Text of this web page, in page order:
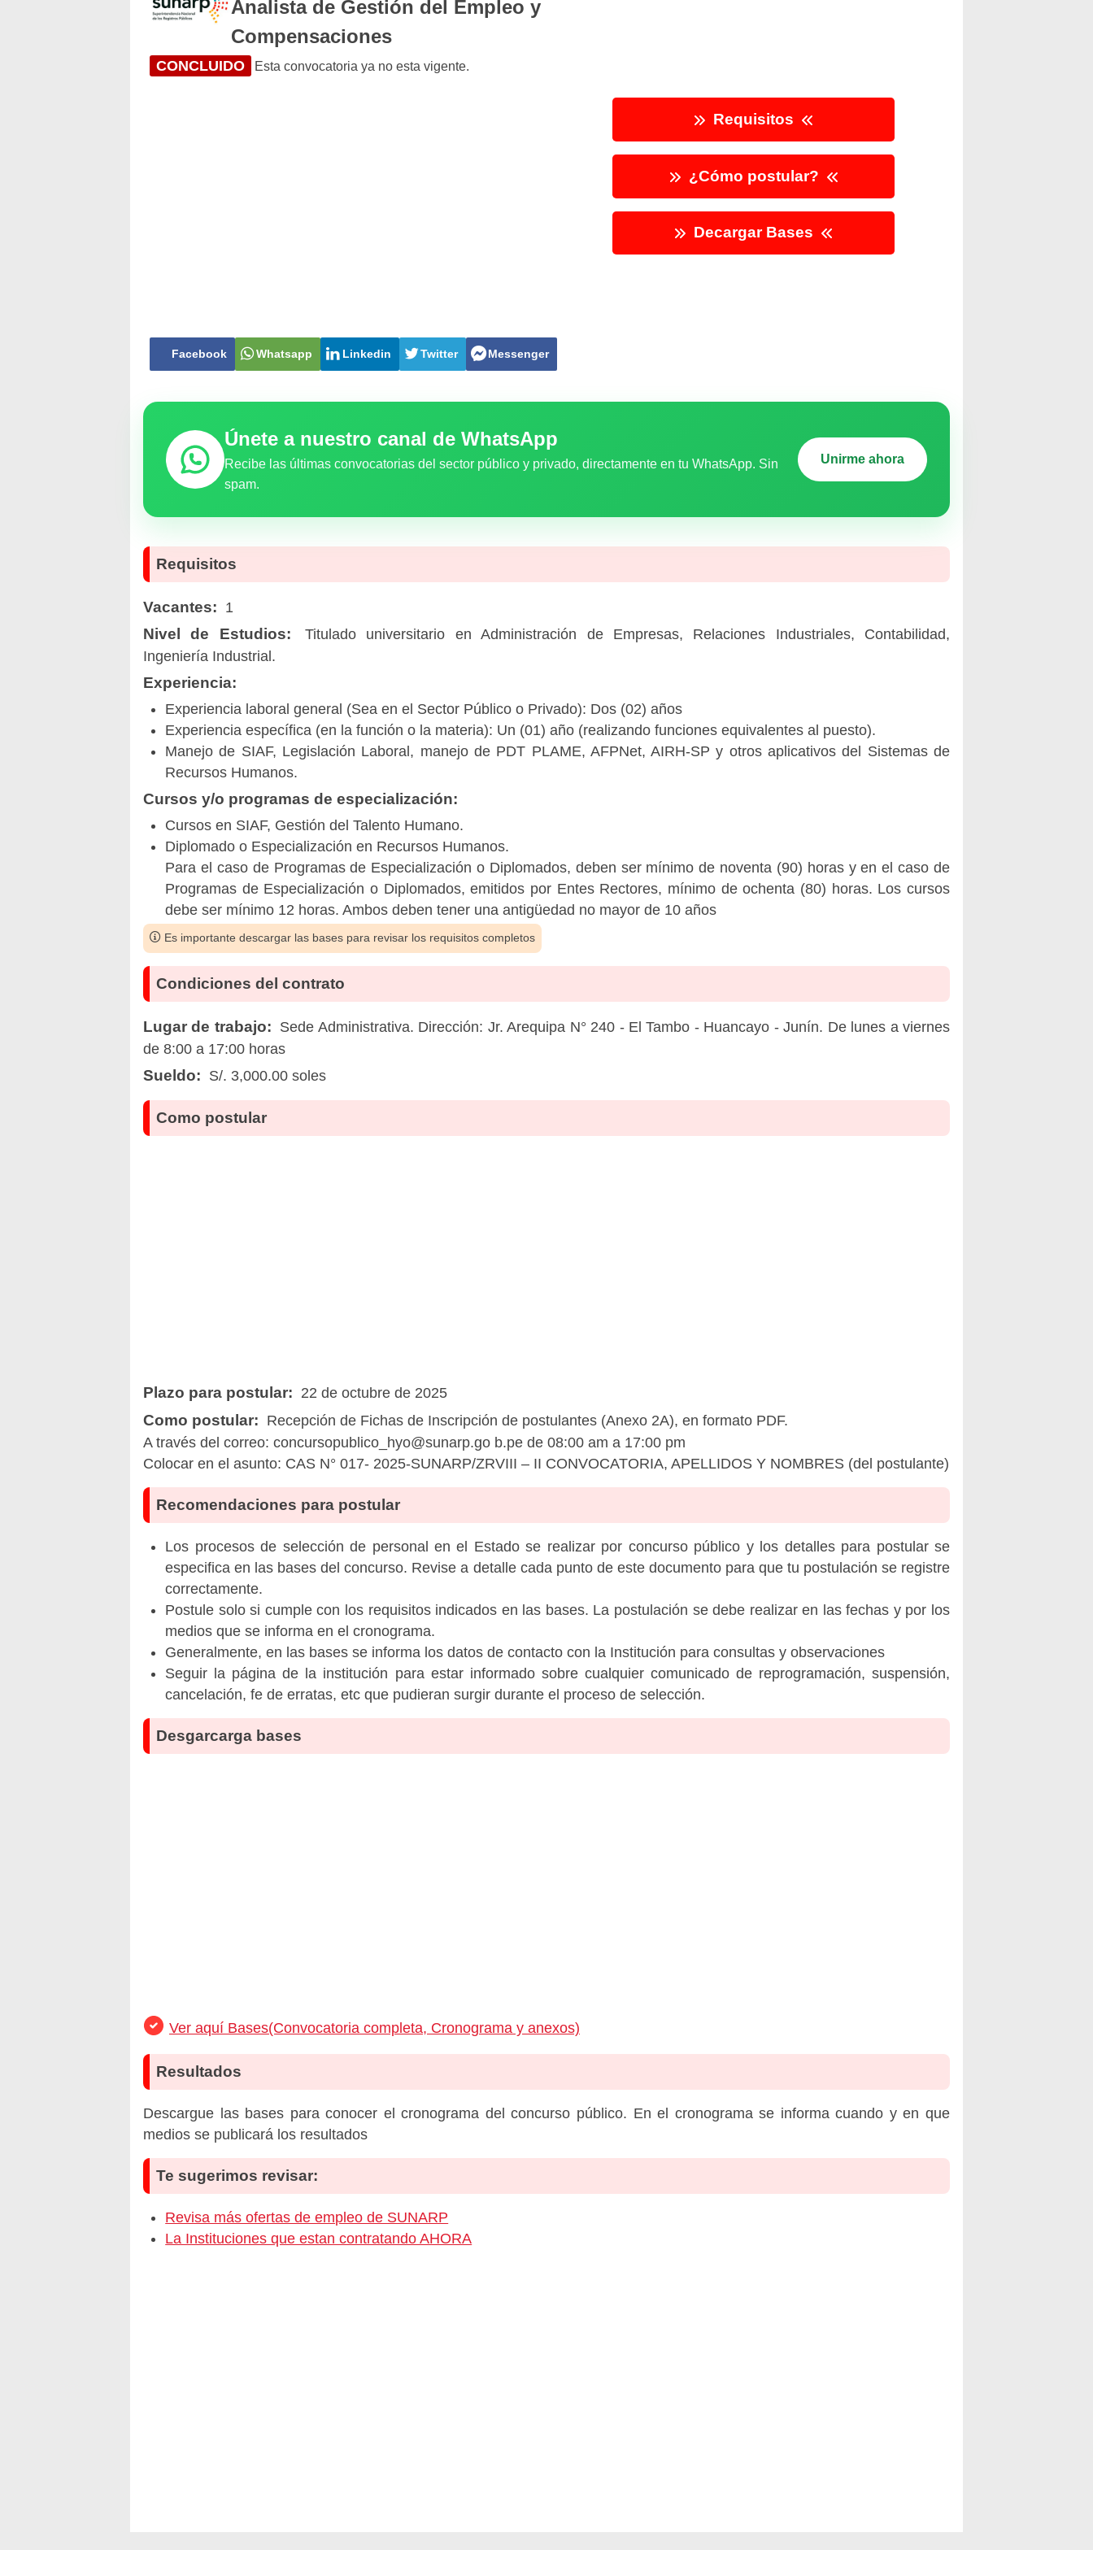
Analista de Gestión del Empleo y
Compensaciones
CONCLUIDO Esta convocatoria ya no esta vigente.
Facebook Whatsapp Linkedin Twitter Messenger
Requisitos
¿Cómo postular?
Decargar Bases
Únete a nuestro canal de WhatsApp
Recibe las últimas convocatorias del sector público y privado, directamente en tu WhatsApp. Sin
spam.
Unirme ahora
Requisitos
Vacantes: 1
Nivel de Estudios:
Titulado universitario en Administración de Empresas, Relaciones Industriales, Contabilidad,
Ingeniería Industrial.
Experiencia:
Experiencia laboral general (Sea en el Sector Público o Privado): Dos (02) años
Experiencia específica (en la función o la materia): Un (01) año (realizando funciones equivalentes al puesto).
Manejo de SIAF, Legislación Laboral, manejo de PDT PLAME, AFPNet, AIRH-SP y otros aplicativos del Sistemas de
Recursos Humanos.
Cursos y/o programas de especialización:
Cursos en SIAF, Gestión del Talento Humano.
Diplomado o Especialización en Recursos Humanos.
Para el caso de Programas de Especialización o Diplomados, deben ser mínimo de noventa (90) horas y en el caso de
Programas de Especialización o Diplomados, emitidos por Entes Rectores, mínimo de ochenta (80) horas. Los cursos
debe ser mínimo 12 horas. Ambos deben tener una antigüedad no mayor de 10 años
Es importante descargar las bases para revisar los requisitos completos
Condiciones del contrato
Lugar de trabajo: Sede Administrativa. Dirección: Jr. Arequipa N° 240 - El Tambo - Huancayo - Junín. De lunes a viernes
de 8:00 a 17:00 horas
Sueldo: S/. 3,000.00 soles
Como postular
Plazo para postular: 22 de octubre de 2025
Como postular: Recepción de Fichas de Inscripción de postulantes (Anexo 2A), en formato PDF.
A través del correo: concursopublico_hyo@sunarp.go b.pe de 08:00 am a 17:00 pm
Colocar en el asunto: CAS N° 017- 2025-SUNARP/ZRVIII – II CONVOCATORIA, APELLIDOS Y NOMBRES (del postulante)
Recomendaciones para postular
Los procesos de selección de personal en el Estado se realizar por concurso público y los detalles para postular se
especifica en las bases del concurso. Revise a detalle cada punto de este documento para que tu postulación se registre
correctamente.
Postule solo si cumple con los requisitos indicados en las bases. La postulación se debe realizar en las fechas y por los
medios que se informa en el cronograma.
Generalmente, en las bases se informa los datos de contacto con la Institución para consultas y observaciones
Seguir la página de la institución para estar informado sobre cualquier comunicado de reprogramación, suspensión,
cancelación, fe de erratas, etc que pudieran surgir durante el proceso de selección.
Desgarcarga bases
Ver aquí Bases(Convocatoria completa, Cronograma y anexos)
Resultados
Descargue las bases para conocer el cronograma del concurso público. En el cronograma se informa cuando y en que
medios se publicará los resultados
Te sugerimos revisar:
Revisa más ofertas de empleo de SUNARP
La Instituciones que estan contratando AHORA